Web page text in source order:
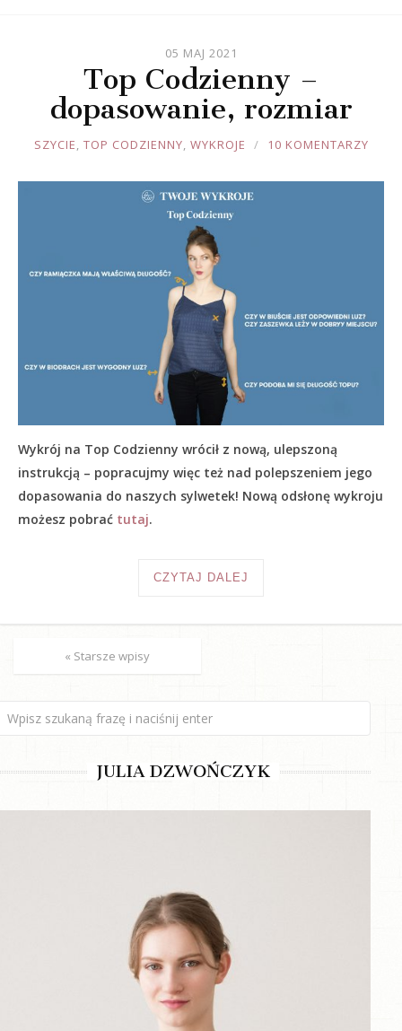
05 MAJ 2021
Top Codzienny –
dopasowanie, rozmiar
JOULE
SZYCIE, TOP CODZIENNY, WYKROJE 10 KOMENTARZY
Wykrój na Top Codzienny wrócił z nową, ulepszoną
instrukcją – popracujmy więc też nad polepszeniem jego
dopasowania do naszych sylwetek! Nową odsłonę wykroju
możesz pobrać tutaj.
CZYTAJ DALEJ
« Starsze wpisy
JULIA DZWOŃCZYK